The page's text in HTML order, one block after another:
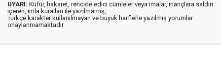
UYARI: Küfür, hakaret, rencide edici cümleler veya imalar, inançlara saldırı
içeren, imla kuralları ile yazılmamış,
Türkçe karakter kullanılmayan ve büyük harflerle yazılmış yorumlar
onaylanmamaktadır.